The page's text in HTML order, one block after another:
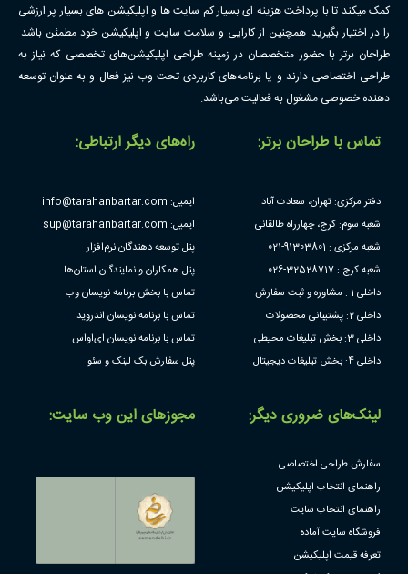
کمک میکند تا با پرداخت هزینه ای بسیار کم سایت ها و اپلیکیشن های بسیار پر ارزشی
را در اختیار بگیرید. همچنین از کارایی و سلامت سایت و اپلیکیشن خود مطمئن باشد.
طراحان برتر با حضور متخصصان در زمینه طراحی اپلیکیشن‌های تخصصی که نیاز به
طراحی اختصاصی دارند و یا برنامه‌های کاربردی تحت وب نیز فعال و به عنوان توسعه
دهنده خصوصی مشغول به فعالیت می‌باشد.
تماس با طراحان برتر:
دفتر مرکزی: تهران، سعادت آباد
شعبه سوم: کرج، چهارراه طالقانی
شعبه مرکزی : 91303801-021
شعبه کرج : 32528717-026
داخلی 1 : مشاوره و ثبت سفارش
داخلی 2: پشتیبانی محصولات
داخلی 3: بخش تبلیغات محیطی
داخلی 4: بخش تبلیغات دیجیتال
راه‌های دیگر ارتباطی:
ایمیل: info@tarahanbartar.com
ایمیل: sup@tarahanbartar.com
پنل توسعه دهندگان نرم‌افزار
پنل همکاران و نمایندگان استان‌ها
تماس با بخش برنامه نویسان وب
تماس با برنامه نویسان اندروید
تماس با برنامه نویسان ای‌او‌اس
پنل سفارش بک لینک و سئو
لینک‌های ضروری دیگر:
سفارش طراحی اختصاصی
راهنمای انتخاب اپلیکیشن
راهنمای انتخاب سایت
فروشگاه سایت آماده
تعرفه قیمت اپلیکیشن
مجوز‌های این وب سایت: